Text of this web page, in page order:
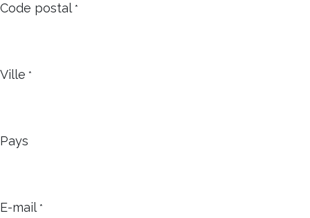
Code postal*
Ville *
Pays
E-mail*